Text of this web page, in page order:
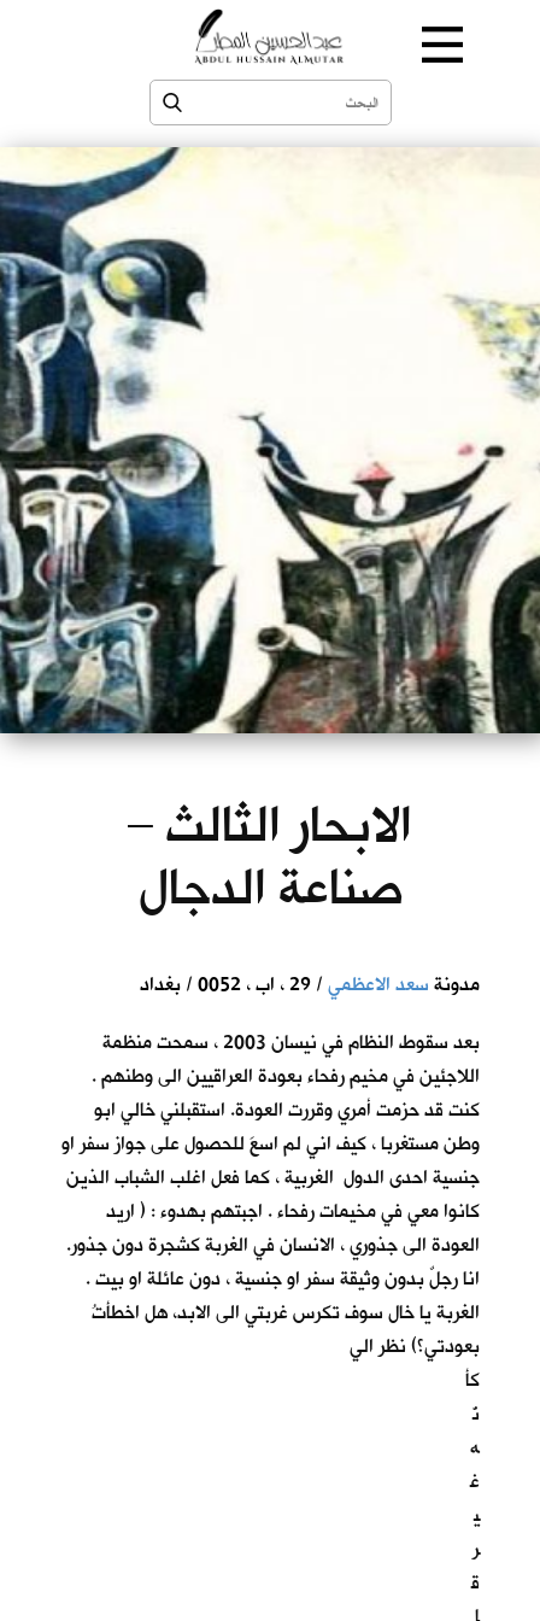
الابحار الثالث –
صناعة الدجال
مدونةسعد الاعظمي/ 29 ، اب ، 0052 / بغداد
بعد سقوط النظام في نيسان 2003 ، سمحت منظمة
اللاجئين في مخيم رفحاء بعودة العراقيين الى وطنهم .
كنت قد حزمت أمري وقررت العودة. استقبلني خالي ابو
وطن مستغربا ، كيف اني لم اسعَ للحصول على جواز سفر او
جنسية احدى الدول الغربية ، كما فعل اغلب الشباب الذين
كانوا معي في مخيمات رفحاء . اجبتهم بهدوء : ( اريد
العودة الى جذوري ، الانسان في الغربة كشجرة دون جذور.
انا رجلٌ بدون وثيقة سفر او جنسية ، دون عائلة او بيت .
الغربة يا خال سوف تكرس غربتي الى الابد، هل اخطأتُ
بعودتي؟) نظر الي
كأ
نّ
ه
غ
ي
ر
ق